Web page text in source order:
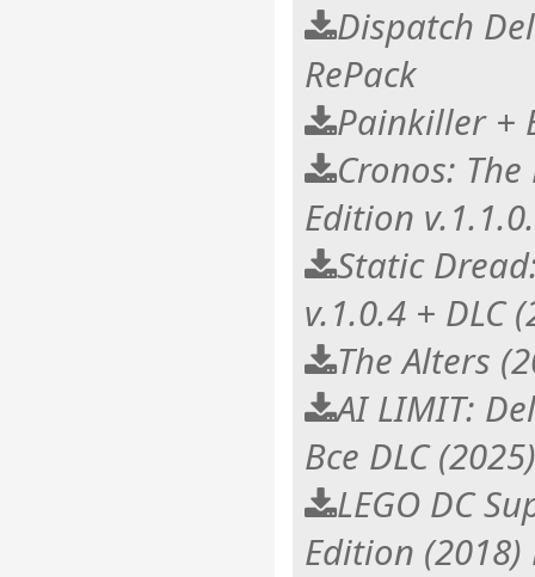
Dispatch
RePack
Painkiller +
Cronos:
Edition
Static
v.1.0.4 + DLC
The Alters
AI LIMIT:
Все DLC
LEGO DC
Edition